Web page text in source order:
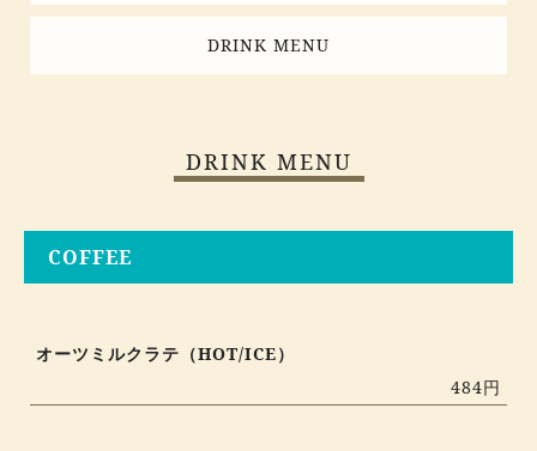
DRINK MENU
DRINK MENU
COFFEE
オーツミルクラテ（HOT/ICE）
484円